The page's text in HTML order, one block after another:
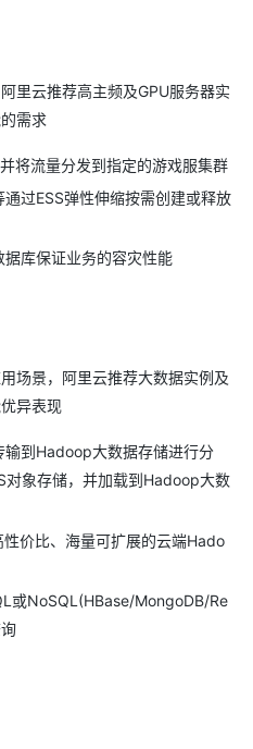
里云推荐高主频及GPU服务器实
需求
将流量分发到指定的游戏服集群
过ESS弹性伸缩按需创建或释放
库保证业务的容灾性能
场景，阿里云推荐大数据实例及
异表现
输到Hadoop大数据存储进行分
对象存储，并加载到Hadoop大数
价比、海量可扩展的云端Hado
或NoSQL(HBase/MongoDB/Re